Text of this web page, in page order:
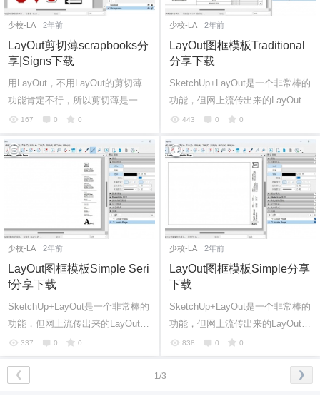
少校-LA 2年前
LayOut剪切薄scrapbooks分
享|Signs下载
用LayOut，不用LayOut的剪切薄
功能肯定不行，所以剪切薄是一个
非常实用的功能，自己也可以制
享一些不错...
167 0 0
少校-LA 2年前
LayOut图框模板Traditional
分享下载
SketchUp+LayOut是一个非常棒的
功能，但网上流传出来的LayOut图
框并不多，这里给各位SketchUp爱
框……
443 0 0
少校-LA 2年前
LayOut图框模板Simple Seri
f分享下载
SketchUp+LayOut是一个非常棒的
功能，但网上流传出来的LayOut图
框并不多，这里给各位SketchUp爱
好者分享一些不错的LayOut图
框……
337 0 0
少校-LA 2年前
LayOut图框模板Simple分享
下载
SketchUp+LayOut是一个非常棒的
功能，但网上流传出来的LayOut图
框并不多，这里给各位SketchUp爱
好者分享一些不错的LayOut图
838 0 0
1/3
❮ ❯
您没有权限发布内容，请购买会员或者提升权
限。
6位以上
忘记密码？ 找回 登录